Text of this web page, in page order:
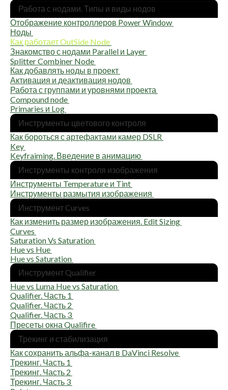
Рабо­та с нода­ми. Типы и виды нодов
Отоб­ра­же­ние кон­трол­ле­ров Power Window
Ноды
Как рабо­та­ет OutSide Node
Зна­ком­ство с нода­ми Parallel и Layer
Splitter Combiner Node
Как добав­лять ноды в проект
Акти­ва­ция и деак­ти­ва­ция нодов
Рабо­та с груп­па­ми и уров­ня­ми проекта
Compound node
Primaries и Log
Инстру­мен­ты цве­то­во­го контроля
Как бороть­ся с арте­фак­та­ми камер DSLR
Key
Keyfraiming. Вве­де­ние в анимацию
Инстру­мен­ты кон­тро­ля изображения
Инстру­мен­ты Temperature и Tint
Инстру­мен­ты раз­мы­тия изображения
Инстру­мент Curves
Как изме­нить раз­мер изоб­ра­же­ния. Edit Sizing
Curves
Saturation Vs Saturation
Hue vs Hue
Hue vs Saturation
Инстру­мент Qualifier
Hue vs Luma Hue vs Saturation
Qualifier. Часть 1
Qualifier. Часть 2
Qualifier. Часть 3
Пре­се­ты окна Qualifire
Тре­кинг и стабилизация
Как сохра­нить аль­фа-канал в DaVinci Resolve
Тре­кинг. Часть 1
Тре­кинг. Часть 2
Тре­кинг. Часть 3